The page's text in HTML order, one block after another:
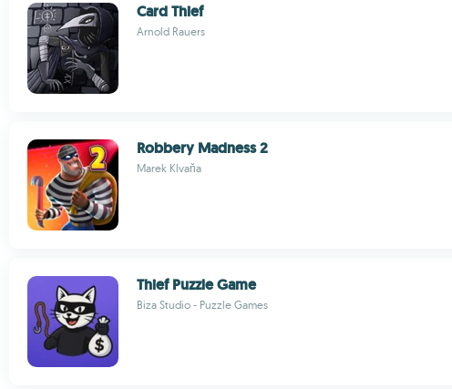
Card Thief
Arnold Rauers
Robbery Madness 2
Marek Klvaňa
Thief Puzzle Game
Biza Studio - Puzzle Games